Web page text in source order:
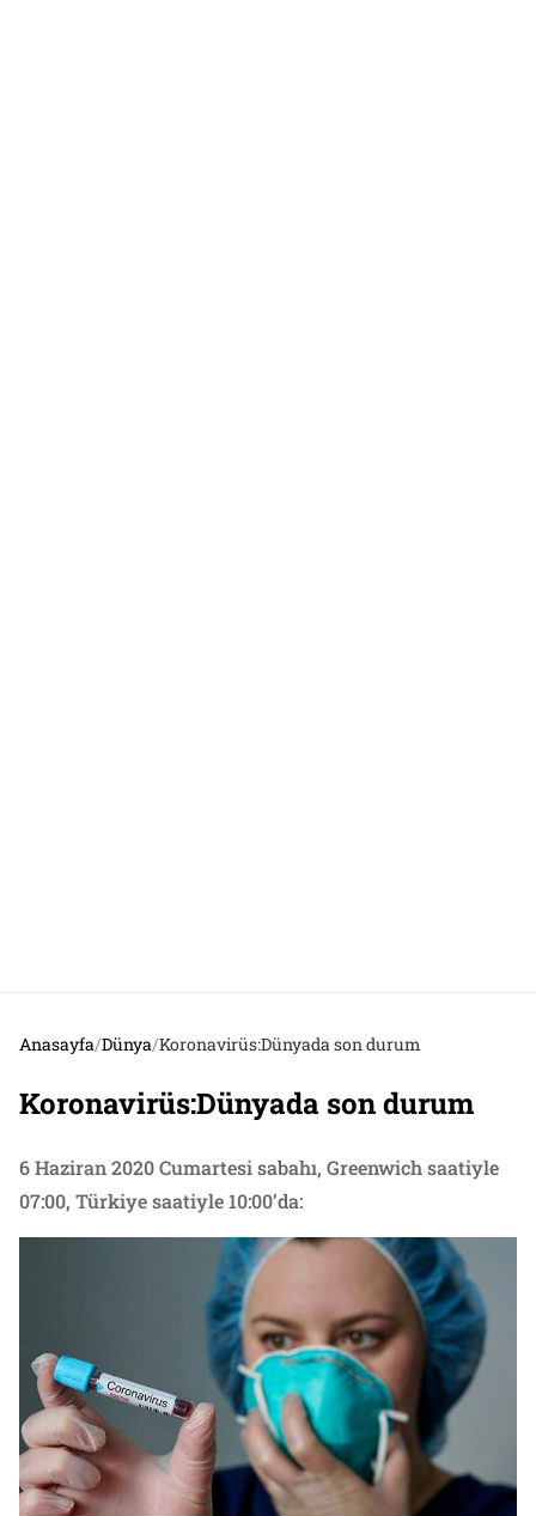
Anasayfa/Dünya/Koronavirüs:Dünyada son durum
Koronavirüs:Dünyada son durum
6 Haziran 2020 Cumartesi sabahı, Greenwich saatiyle
07:00, Türkiye saatiyle 10:00’da: